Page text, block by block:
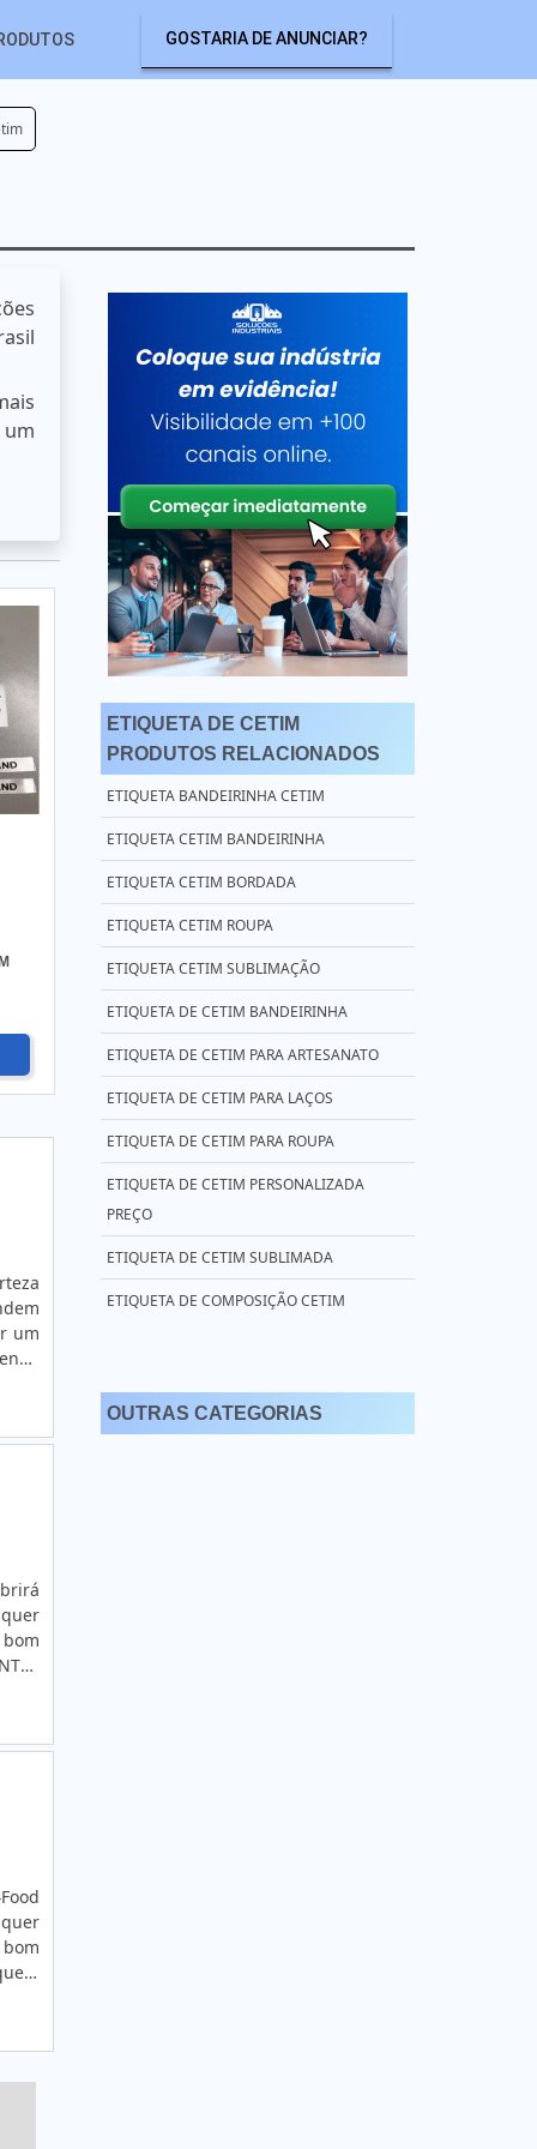
GOSTARIA DE ANUNCIAR?
um
ETIQUETA DE CETIM
PRODUTOS RELACIONADOS
ETIQUETA BANDEIRINHA CETIM
ETIQUETA CETIM BANDEIRINHA
ETIQUETA CETIM BORDADA
ETIQUETA CETIM ROUPA
ETIQUETA CETIM SUBLIMAÇÃO
ETIQUETA DE CETIM BANDEIRINHA
ETIQUETA DE CETIM PARA ARTESANATO
ETIQUETA DE CETIM PARA LAÇOS
ETIQUETA DE CETIM PARA ROUPA
ETIQUETA DE CETIM PERSONALIZADA
PREÇO
ETIQUETA DE CETIM SUBLIMADA
ETIQUETA DE COMPOSIÇÃO CETIM
ETIQUETA PERSONALIZADA CETIM
OUTRAS CATEGORIAS